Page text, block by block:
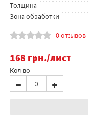
Толщина
Зона обработки
0 отзывов
168 грн./лист
Кол-во